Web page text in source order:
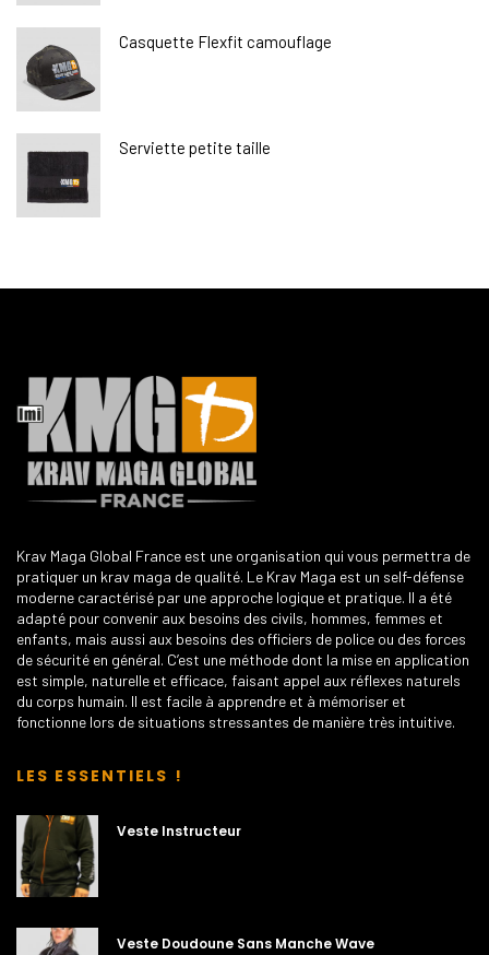
Casquette Flexfit camouflage
Serviette petite taille
Krav Maga Global France est une organisation qui vous permettra de
pratiquer un krav maga de qualité. Le Krav Maga est un self-défense
moderne caractérisé par une approche logique et pratique. Il a été
adapté pour convenir aux besoins des civils, hommes, femmes et
enfants, mais aussi aux besoins des officiers de police ou des forces
de sécurité en général. C’est une méthode dont la mise en application
est simple, naturelle et efficace, faisant appel aux réflexes naturels
du corps humain. Il est facile à apprendre et à mémoriser et
fonctionne lors de situations stressantes de manière très intuitive.
LES ESSENTIELS !
Veste Instructeur
Veste Doudoune Sans Manche Wave